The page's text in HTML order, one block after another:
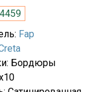
Fap
Бордюры